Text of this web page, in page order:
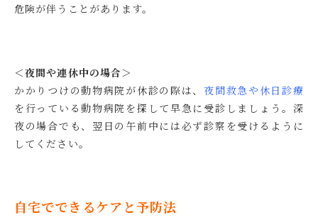
危険が伴うことがあります。
＜夜間や連休中の場合＞
かかりつけの動物病院が休診の際は、夜間救急や休日診療
を行っている動物病院を探して早急に受診しましょう。深
夜の場合でも、翌日の午前中には必ず診察を受けるように
してください。
自宅でできるケアと予防法